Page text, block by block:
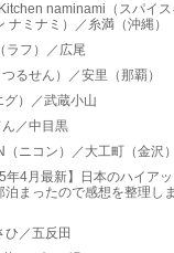
naminami（スパイス
ナミナミ）／糸満（沖縄）
ラフ）／広尾
るせん）／安里（那覇）
グ）／武蔵小山
／中目黒
（ニコン）／大工町（金沢）
年4月最新】日本のハイア
泊まったので感想を整理し
ひ／五反田